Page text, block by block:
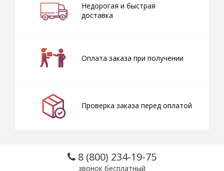
Недорогая и быстрая
доставка
Оплата заказа при получении
Проверка заказа перед оплатой
8 (800) 234-19-75
звонок бесплатный